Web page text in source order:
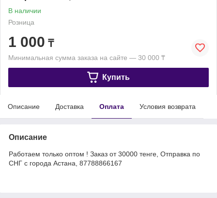
В наличии
Розница
1 000 ₸
Минимальная сумма заказа на сайте — 30 000 ₸
Купить
Описание Доставка Оплата Условия возврата
Описание
Работаем только оптом ! Заказ от 30000 тенге, Отправка по
СНГ с города Астана, 87788866167